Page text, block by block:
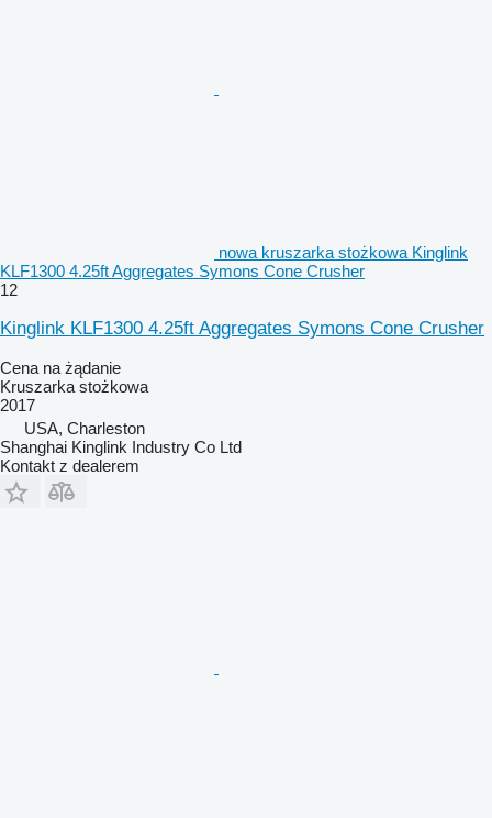
nowa kruszarka stożkowa Kinglink
KLF1300 4.25ft Aggregates Symons Cone Crusher
12
Kinglink KLF1300 4.25ft Aggregates Symons Cone Crusher
Cena na żądanie
Kruszarka stożkowa
2017
USA, Charleston
Shanghai Kinglink Industry Co Ltd
Kontakt z dealerem